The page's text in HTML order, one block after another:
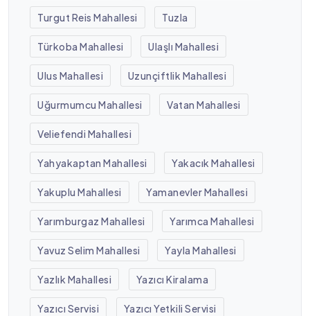
Turgut Reis Mahallesi Tuzla
Türkoba Mahallesi Ulaşlı Mahallesi
Ulus Mahallesi Uzunçiftlik Mahallesi
Uğurmumcu Mahallesi Vatan Mahallesi
Veliefendi Mahallesi
Yahyakaptan Mahallesi Yakacık Mahallesi
Yakuplu Mahallesi Yamanevler Mahallesi
Yarımburgaz Mahallesi Yarımca Mahallesi
Yavuz Selim Mahallesi Yayla Mahallesi
Yazlık Mahallesi Yazıcı Kiralama
Yazıcı Servisi Yazıcı Yetkili Servisi